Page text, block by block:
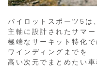
パイロットスポーツ5は
主軸に設計されたサマー
極端なサーキット特化
ワインディングまでを
高い次元でまとめたい車